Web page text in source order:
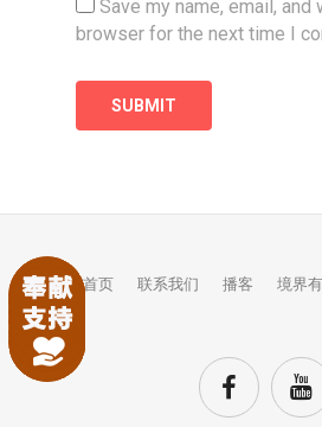
Save my name, email,
browser for the next time I
首页 联系我们 播客 境界